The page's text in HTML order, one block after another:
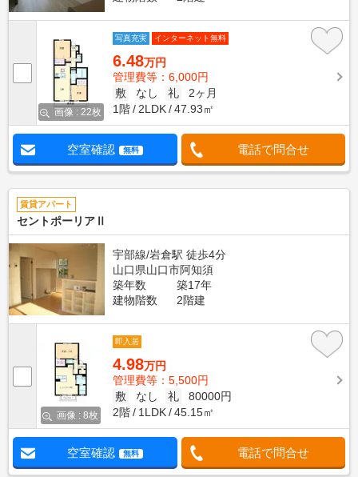
画像 : 22枚
写真充実 インターネット無料
6.48万円
管理費等：6,000円
敷
なし 礼
2ヶ月
1階
2LDK 47.93㎡
空室確認 無料 電話で問合せ
賃貸アパート
セントポーリアⅡ
宇部線/岩倉駅 徒歩4分
山口県山口市阿知須
築年数
築17年
建物階数
2階建
画像 : 8枚
即入居
4.98万円
管理費等：5,500円
敷
なし 礼
80000円
2階
1LDK 45.15㎡
空室確認 無料 電話で問合せ